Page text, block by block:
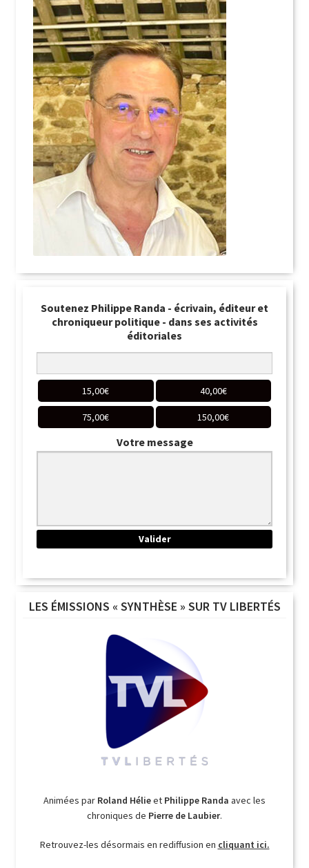
Soutenez Philippe Randa - écrivain, éditeur et
chroniqueur politique - dans ses activités
éditoriales
15,00€ 40,00€
75,00€ 150,00€
Votre message
LES ÉMISSIONS « SYNTHÈSE » SUR TV LIBERTÉS
Animées par Roland Hélieet Philippe Randa avec les
chroniques de Pierre de Laubier.
Retrouvez-les désormais en rediffusion en cliquant ici.